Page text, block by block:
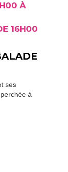
À
16H00
ses
à